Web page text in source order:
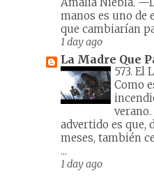
Amalia Niebla.
manos es uno de
que cambiarían
1 day ago
La Madre Que
573. El
Como
advertido es que,
meses, también
...
1 day ago